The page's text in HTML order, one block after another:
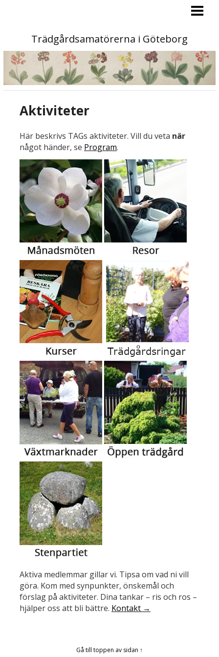
AKTIVITETER
KONTAKT
TAG-BLADET
STA »
Trädgårdsamatörerna i Göteborg
Aktiviteter
Här beskrivs TAGs aktiviteter. Vill du veta när
något händer, se Program.
Aktiva medlemmar gillar vi. Tipsa om vad ni vill
göra. Kom med synpunkter, önskemål och
förslag på aktiviteter. Dina tankar – ris och ros –
hjälper oss att bli bättre. Kontakt →
Gå till toppen av sidan ↑